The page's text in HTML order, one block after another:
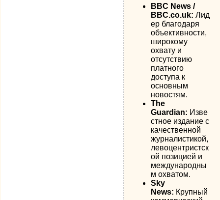
BBC News /
BBC.co.uk: Лид
ер благодаря
объективности,
широкому
охвату и
отсутствию
платного
доступа к
основным
новостям.
The
Guardian: Изве
стное издание с
качественной
журналистикой,
левоцентристск
ой позицией и
международны
м охватом.
Sky
News: Крупный